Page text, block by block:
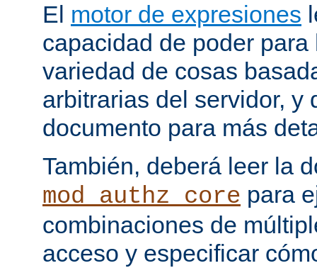
El motor de expresiones
capacidad de poder
variedad de cosas
arbitrarias del servidor, y
documento para más
También, deberá leer la
mod_authz_core para
combinaciones de
acceso y especificar